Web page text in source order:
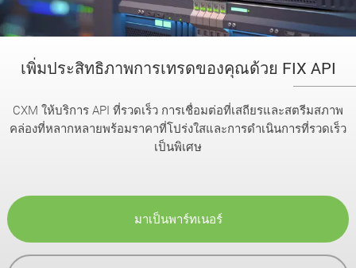
เพิ่มประสิทธิภาพการเทรดของคุณด้วย FIX API
CXM ให้บริการ API ที่รวดเร็ว การเชื่อมต่อที่เสถียรและสตรีมสภาพ
คล่องที่หลากหลายพร้อมราคาที่โปร่งใสและการดำเนินการที่รวดเร็ว
เป็นพิเศษ
มาเป็นพาร์ทเนอร์